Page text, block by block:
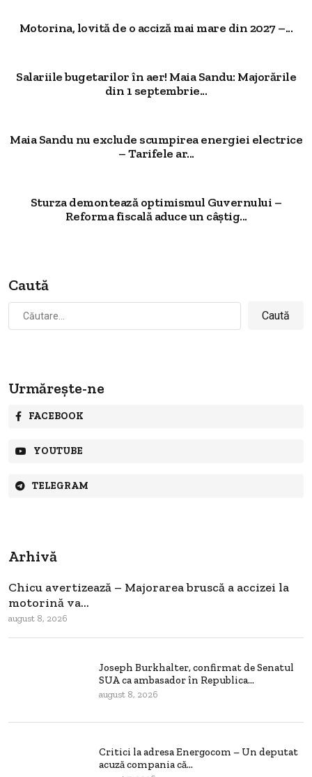
Motorina, lovită de o acciză mai mare din 2027 –...
Salariile bugetarilor în aer! Maia Sandu: Majorările
din 1 septembrie...
Maia Sandu nu exclude scumpirea energiei electrice
– Tarifele ar...
Sturza demontează optimismul Guvernului –
Reforma fiscală aduce un câștig...
Caută
Caută
după:
Urmărește-ne
FACEBOOK
YOUTUBE
TELEGRAM
Arhivă
Chicu avertizează – Majorarea bruscă a accizei la
motorină va...
august 8, 2026
Joseph Burkhalter, confirmat de Senatul
SUA ca ambasador în Republica...
august 8, 2026
Critici la adresa Energocom – Un deputat
acuză compania că...